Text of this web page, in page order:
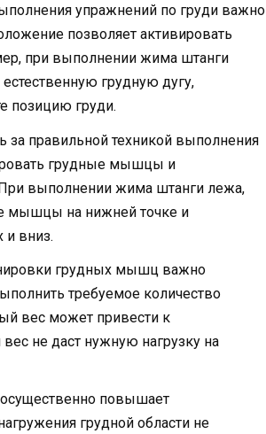
упражнений по груди важно
позволяет активировать
при выполнении жима штанги
грудную дугу,
позицию груди.
за правильной техникой выполнения
грудные мышцы и
выполнении жима штанги лежа,
мышцы на нижней точке и
и вниз.
грудных мышц важно
требуемое количество
вес может привести к
не даст нужную нагрузку на
повышает
грудной области не